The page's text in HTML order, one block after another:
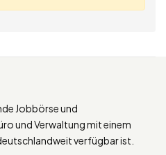
Jobbörse und
und Verwaltung mit einem
verfügbar ist.